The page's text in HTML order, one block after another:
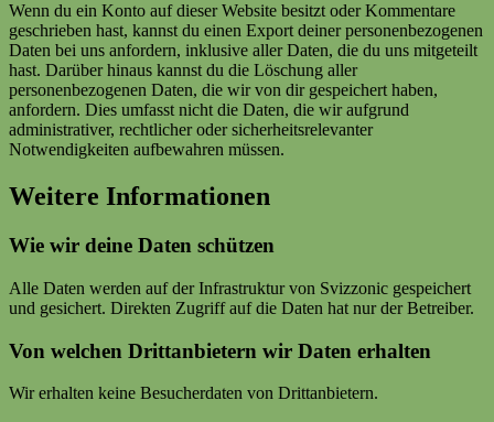
Wenn du ein Konto auf dieser Website besitzt oder Kommentare
geschrieben hast, kannst du einen Export deiner personenbezogenen
Daten bei uns anfordern, inklusive aller Daten, die du uns mitgeteilt
hast. Darüber hinaus kannst du die Löschung aller
personenbezogenen Daten, die wir von dir gespeichert haben,
anfordern. Dies umfasst nicht die Daten, die wir aufgrund
administrativer, rechtlicher oder sicherheitsrelevanter
Notwendigkeiten aufbewahren müssen.
Weitere Informationen
Wie wir deine Daten schützen
Alle Daten werden auf der Infrastruktur von Svizzonic gespeichert
und gesichert. Direkten Zugriff auf die Daten hat nur der Betreiber.
Von welchen Drittanbietern wir Daten erhalten
Wir erhalten keine Besucherdaten von Drittanbietern.